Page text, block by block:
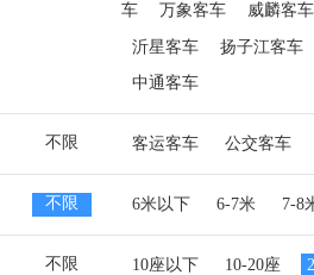
车 万象客车 威麟客车
沂星客车 扬子江客车
中通客车
不限 客运客车 公交客车
不限 6米以下 6-7米 7-8
不限 10座以下 10-20座